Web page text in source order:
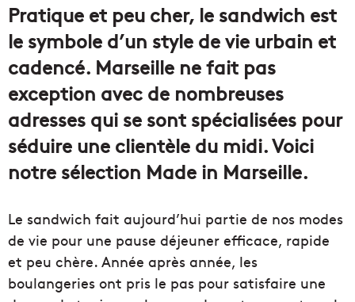
Pratique et peu cher, le sandwich est
le symbole d’un style de vie urbain et
cadencé. Marseille ne fait pas
exception avec de nombreuses
adresses qui se sont spécialisées pour
séduire une clientèle du midi. Voici
notre sélection Made in Marseille.
Le sandwich fait aujourd’hui partie de nos modes
de vie pour une pause déjeuner efficace, rapide
et peu chère. Année après année, les
boulangeries ont pris le pas pour satisfaire une